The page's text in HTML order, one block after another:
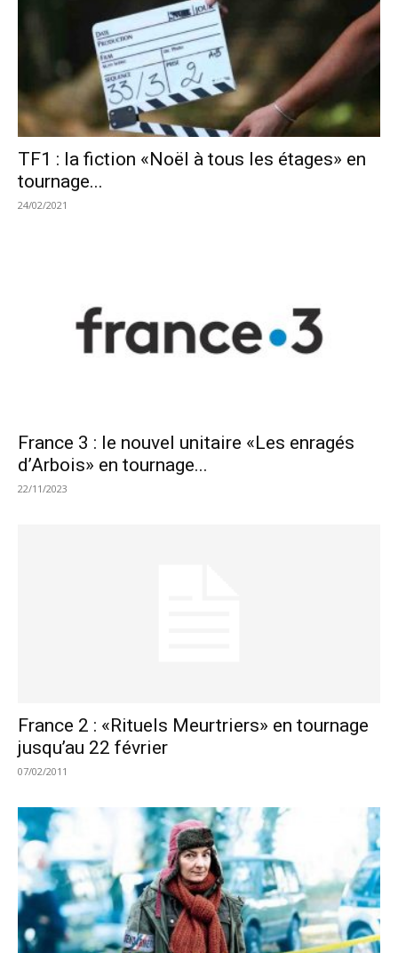
TF1 : la fiction «Noël à tous les étages» en
tournage...
24/02/2021
France 3 : le nouvel unitaire «Les enragés
d’Arbois» en tournage...
22/11/2023
France 2 : «Rituels Meurtriers» en tournage
jusqu’au 22 février
07/02/2011